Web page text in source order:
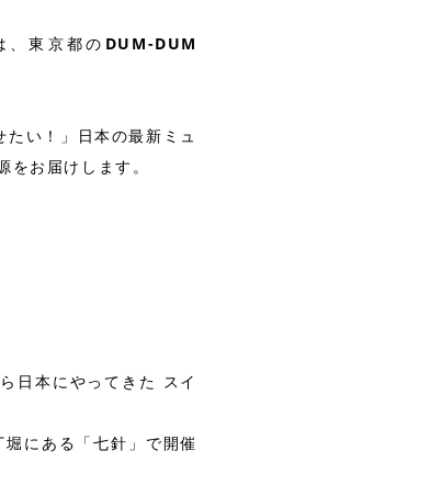
、東京都の DUM-DUM
い！」日本の最新ミュ
お届けします。
日本にやってきた スイ
にある「七針」で開催